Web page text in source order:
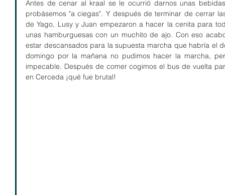
Antes de cenar al kraal se le ocurrió darnos unas
probásemos "a ciegas". Y después de terminar de cerrar
de Yago, Lusy y Juan empezaron a hacer la cenita para
unas hamburguesas con un muchito de ajo. Con eso
estar descansados para la supuesta marcha que habría el
domingo por la mañana no pudimos hacer la marcha,
impecable. Después de comer cogimos el bus de vuelta
en Cerceda ¡qué fue brutal!